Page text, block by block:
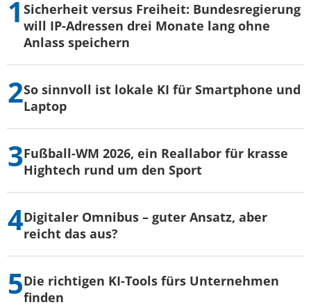
Sicherheit versus Freiheit: Bundesregierung
will IP-Adressen drei Monate lang ohne
Anlass speichern
So sinnvoll ist lokale KI für Smartphone und
Laptop
Fußball-WM 2026, ein Reallabor für krasse
Hightech rund um den Sport
Digitaler Omnibus – guter Ansatz, aber
reicht das aus?
Die richtigen KI-Tools fürs Unternehmen
finden